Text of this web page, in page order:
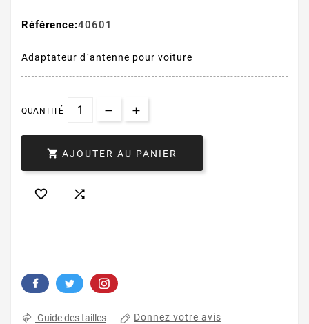
Référence:40601
Adaptateur d`antenne pour voiture
QUANTITÉ
 AJOUTER AU PANIER
 
Guide des tailles Donnez votre avis